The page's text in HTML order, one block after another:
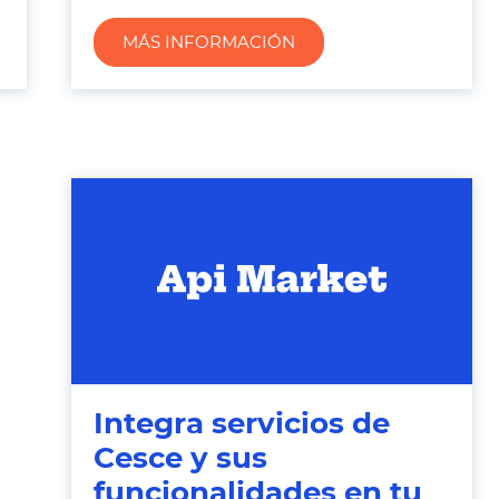
MÁS INFORMACIÓN
Integra servicios de
Cesce y sus